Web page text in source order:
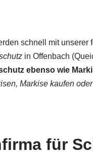
schnell mit unserer
in Offenbach
ebenso wie
Markise kaufen
für